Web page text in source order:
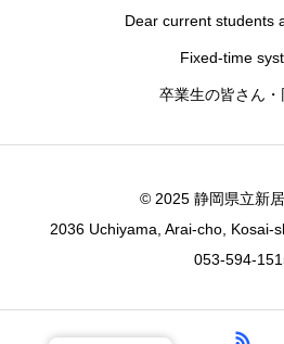
Dear current students
Fixed-time
卒業生の皆さん
© 2025 静岡県立新
2036 Uchiyama, Arai-cho, Kosai-
053-594-